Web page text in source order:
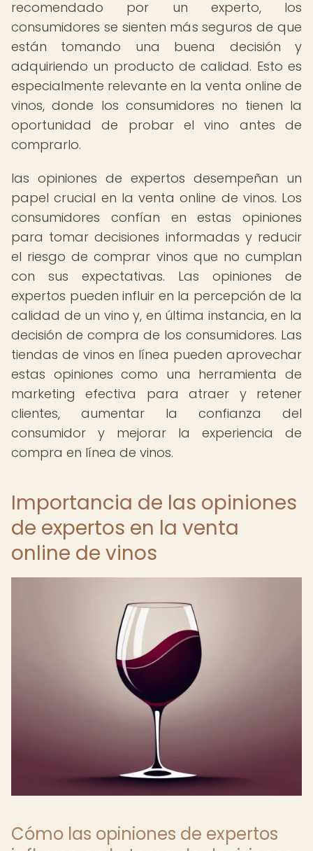
recomendado por un experto, los
consumidores se sienten más seguros de que
están tomando una buena decisión y
adquiriendo un producto de calidad. Esto es
especialmente relevante en la venta online de
vinos, donde los consumidores no tienen la
oportunidad de probar el vino antes de
comprarlo.
las opiniones de expertos desempeñan un
papel crucial en la venta online de vinos. Los
consumidores confían en estas opiniones
para tomar decisiones informadas y reducir
el riesgo de comprar vinos que no cumplan
con sus expectativas. Las opiniones de
expertos pueden influir en la percepción de la
calidad de un vino y, en última instancia, en la
decisión de compra de los consumidores. Las
tiendas de vinos en línea pueden aprovechar
estas opiniones como una herramienta de
marketing efectiva para atraer y retener
clientes, aumentar la confianza del
consumidor y mejorar la experiencia de
compra en línea de vinos.
Importancia de las opiniones
de expertos en la venta
online de vinos
Cómo las opiniones de expertos